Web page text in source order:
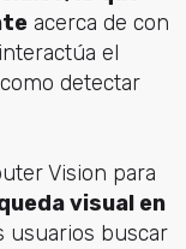
acerca de con
el
detectar
Vision para
visual en
usuarios buscar